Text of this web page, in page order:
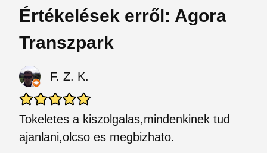
Értékelések erről: Agora
Transzpark
F. Z. K.
Tokeletes a kiszolgalas,mindenkinek tud
ajanlani,olcso es megbizhato.